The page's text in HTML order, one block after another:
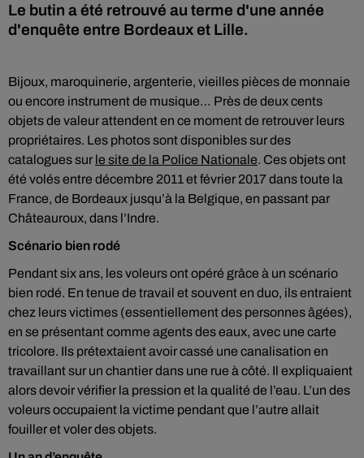
Le butin a été retrouvé au terme d'une année
d'enquête entre Bordeaux et Lille.
Bijoux, maroquinerie, argenterie, vieilles pièces de monnaie
ou encore instrument de musique… Près de deux cents
objets de valeur attendent en ce moment de retrouver leurs
propriétaires. Les photos sont disponibles sur des
catalogues sur le site de la Police Nationale. Ces objets ont
été volés entre décembre 2011 et février 2017 dans toute la
France, de Bordeaux jusqu’à la Belgique, en passant par
Châteauroux, dans l’Indre.
Scénario bien rodé
Pendant six ans, les voleurs ont opéré grâce à un scénario
bien rodé. En tenue de travail et souvent en duo, ils entraient
chez leurs victimes (essentiellement des personnes âgées),
en se présentant comme agents des eaux, avec une carte
tricolore. Ils prétextaient avoir cassé une canalisation en
travaillant sur un chantier dans une rue à côté. Il expliquaient
alors devoir vérifier la pression et la qualité de l’eau. L’un des
voleurs occupaient la victime pendant que l’autre allait
fouiller et voler des objets.